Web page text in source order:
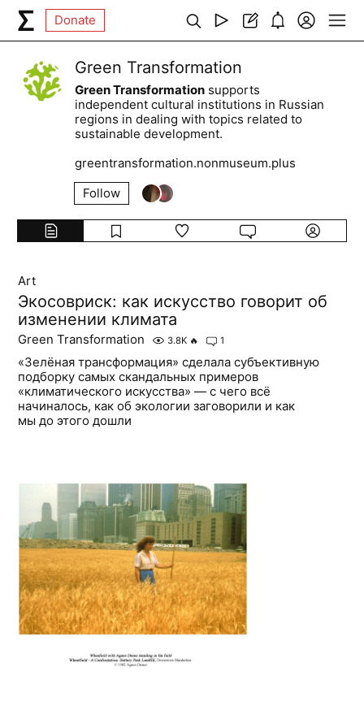
Donate
Green Transformation
Green Transformation supports
independent cultural institutions in Russian
regions in dealing with topics related to
sustainable development.
greentransformation.nonmuseum.plus
Follow
Art
Экосовриск: как искусство говорит об
изменении климата
Green Transformation 3.8K 🔥 1
«Зелёная трансформация» сделала субъективную
подборку самых скандальных примеров
«климатического искусства» — с чего всё
начиналось, как об экологии заговорили и как
мы до этого дошли